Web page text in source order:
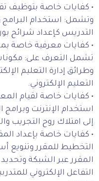
• كفايات خاصة بتوظيف
وتشمل: استخدام البرامج
التدريس كإعداد شرائح
• كفايات معرفية خاصة
تشمل التعرف على:
وطرائق إدارة التعليم
التعليم الإلكتروني.
• كفايات خاصة لقيام
استخدام الإنترنت
إلى امتلاك روح التجريب
• كفايات خاصة بإعداد
التخطيط للمقرر وتنويع
المقرر عبر الشبكة
التفاعل الإلكتروني